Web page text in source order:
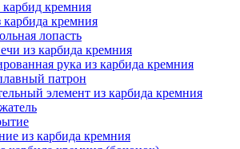
кремния
карбида кремния
лопасть
из карбида кремния
рука из карбида кремния
патрон
элемент из карбида кремния
из карбида кремния